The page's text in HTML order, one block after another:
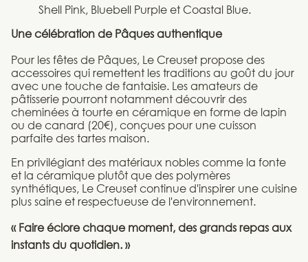
Shell Pink, Bluebell Purple et Coastal Blue.
Une célébration de Pâques authentique
Pour les fêtes de Pâques, Le Creuset propose des
accessoires qui remettent les traditions au goût du jour
avec une touche de fantaisie. Les amateurs de
pâtisserie pourront notamment découvrir des
cheminées à tourte en céramique en forme de lapin
ou de canard (20€), conçues pour une cuisson
parfaite des tartes maison.
En privilégiant des matériaux nobles comme la fonte
et la céramique plutôt que des polymères
synthétiques, Le Creuset continue d'inspirer une cuisine
plus saine et respectueuse de l'environnement.
« Faire éclore chaque moment, des grands repas aux
instants du quotidien. »